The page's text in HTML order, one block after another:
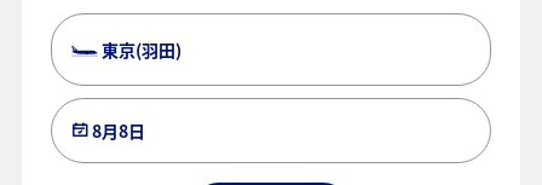
東京(羽田)
8月8日